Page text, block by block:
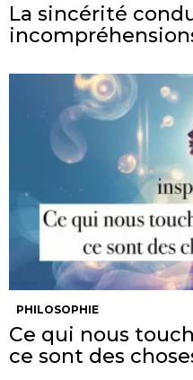
La sincérité
PHILOSOPHIE
Ce qui nous
ce sont des